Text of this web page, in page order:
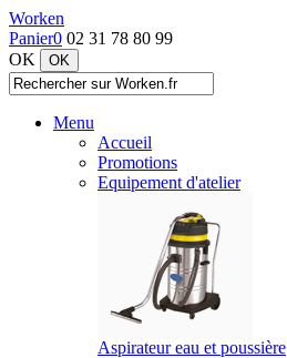
Worken
Panier0 02 31 78 80 99
OK
Menu
Accueil
Promotions
Equipement d'atelier
Aspirateur eau et poussière